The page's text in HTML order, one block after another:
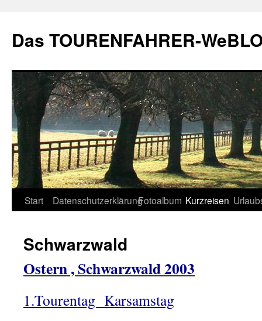
springen
Das TOURENFAHRER-
Start DatenschutzerklärungFotoalbum Kurzreisen
Schwarzwald
Ostern , Schwarzwald 2003
1.Tourentag Karsamstag